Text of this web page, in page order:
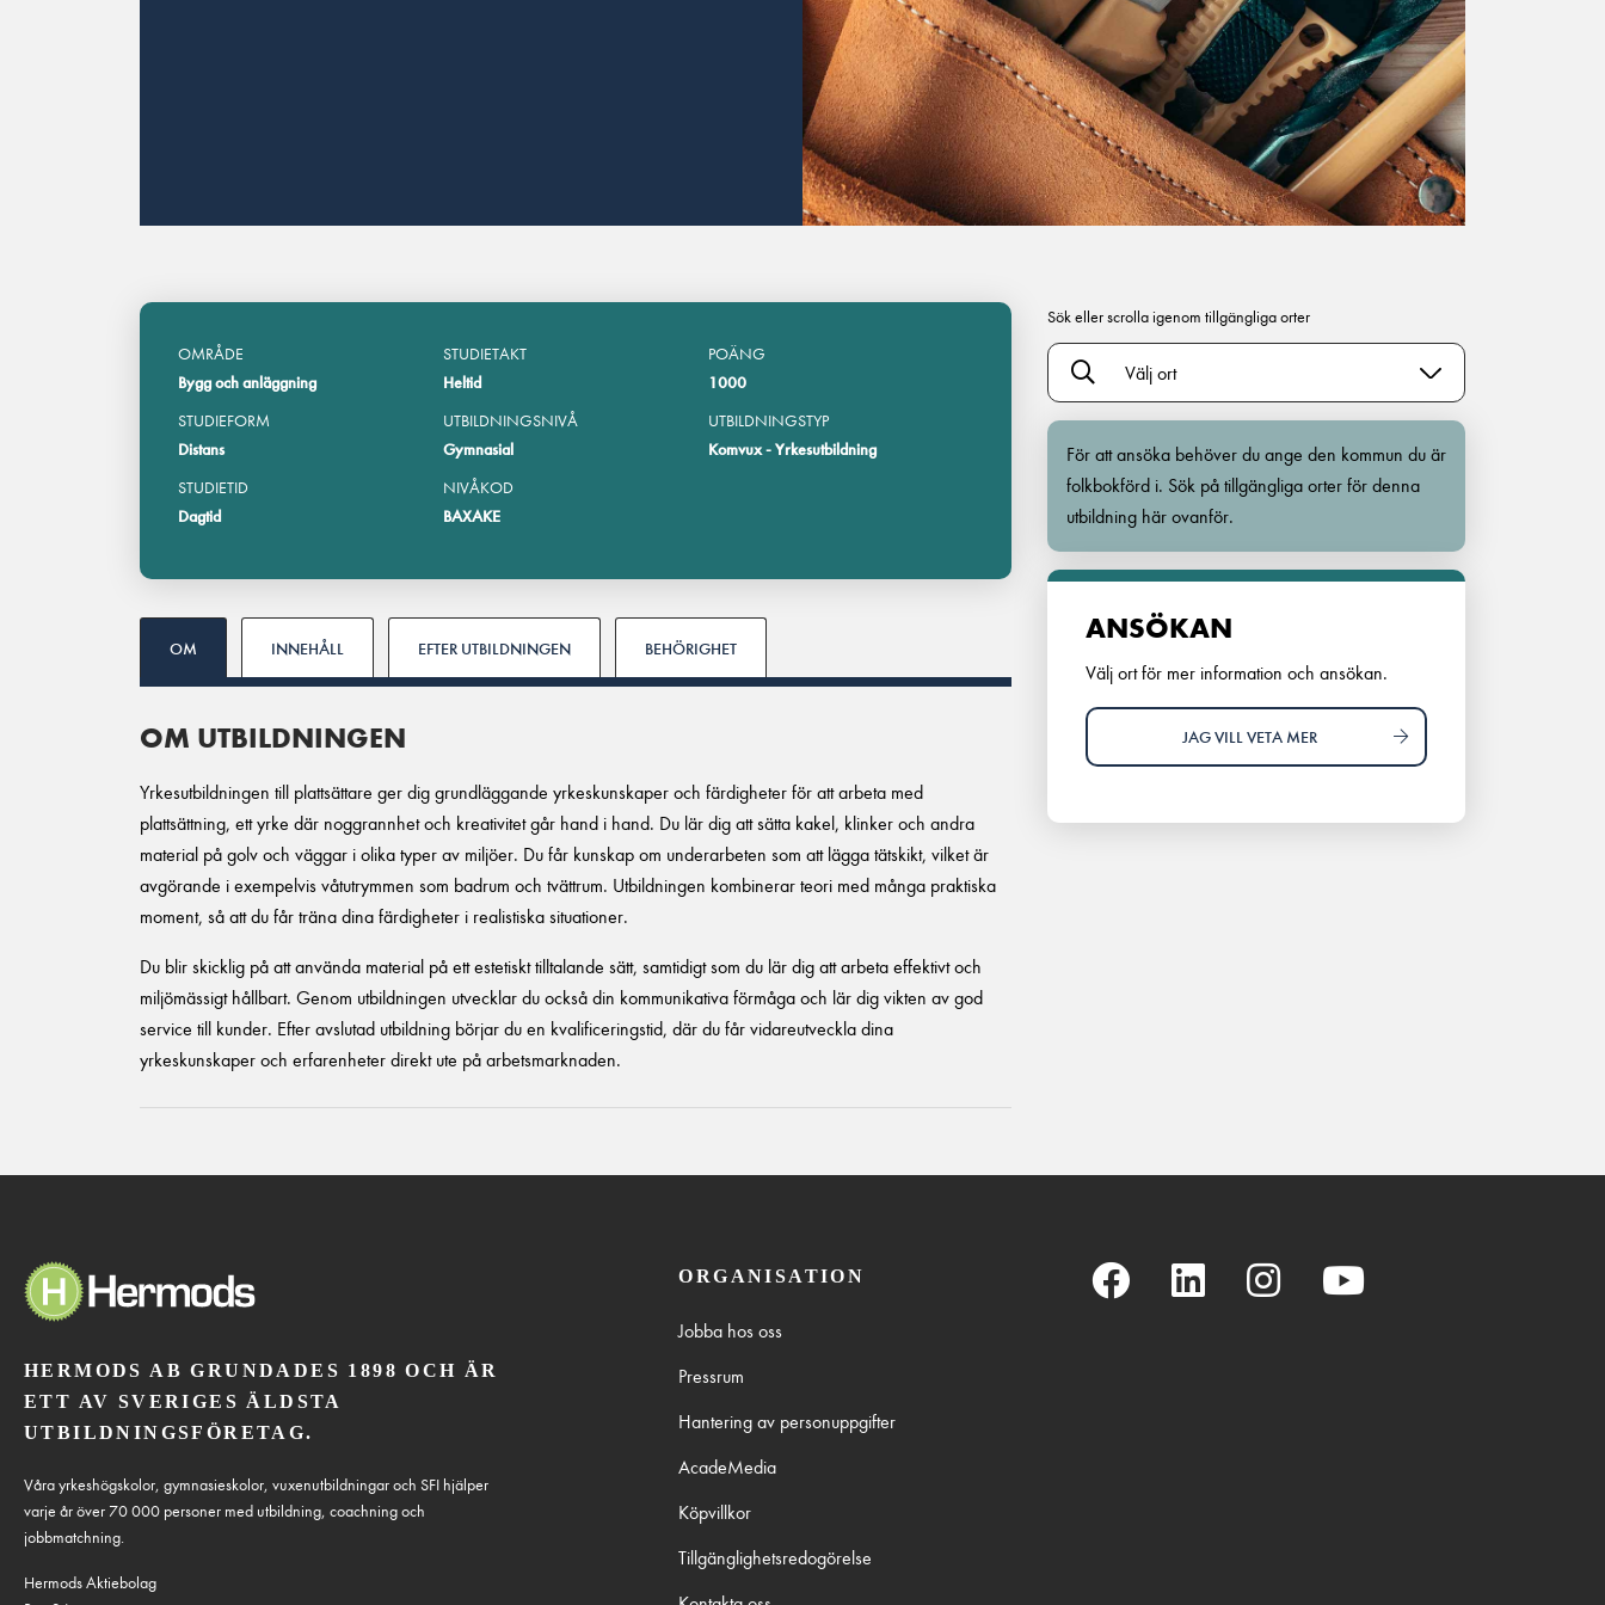
OMRÅDE
Bygg och anläggning
STUDIETAKT
Heltid
POÄNG
1000
STUDIEFORM
Distans
UTBILDNINGSNIVÅ
Gymnasial
UTBILDNINGSTYP
Komvux - Yrkesutbildning
STUDIETID
Dagtid
NIVÅKOD
BAXAKE
OM INNEHÅLL EFTER UTBILDNINGEN BEHÖRIGHET
OM UTBILDNINGEN
Yrkesutbildningen till plattsättare ger dig grundläggande yrkeskunskaper och färdigheter för att arbeta med
plattsättning, ett yrke där noggrannhet och kreativitet går hand i hand. Du lär dig att sätta kakel, klinker och andra
material på golv och väggar i olika typer av miljöer. Du får kunskap om underarbeten som att lägga tätskikt, vilket är
avgörande i exempelvis våtutrymmen som badrum och tvättrum. Utbildningen kombinerar teori med många praktiska
moment, så att du får träna dina färdigheter i realistiska situationer.
Du blir skicklig på att använda material på ett estetiskt tilltalande sätt, samtidigt som du lär dig att arbeta effektivt och
miljömässigt hållbart. Genom utbildningen utvecklar du också din kommunikativa förmåga och lär dig vikten av god
service till kunder. Efter avslutad utbildning börjar du en kvalificeringstid, där du får vidareutveckla dina
yrkeskunskaper och erfarenheter direkt ute på arbetsmarknaden.
Sök eller scrolla igenom tillgängliga orter
Välj ort
För att ansöka behöver du ange den kommun du är
folkbokförd i. Sök på tillgängliga orter för denna
utbildning här ovanför.
ANSÖKAN
Välj ort för mer information och ansökan.
JAG VILL VETA MER
HERMODS AB GRUNDADES 1898 OCH ÄR
ETT AV SVERIGES ÄLDSTA
UTBILDNINGSFÖRETAG.
Våra yrkeshögskolor, gymnasieskolor, vuxenutbildningar och SFI hjälper
varje år över 70 000 personer med utbildning, coachning och
jobbmatchning.
Hermods Aktiebolag
ORGANISATION
Jobba hos oss
Pressrum
Hantering av personuppgifter
AcadeMedia
Köpvillkor
Tillgänglighetsredogörelse